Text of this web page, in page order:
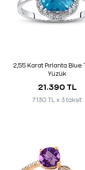
2,55 Karat Pırlanta Blue
Yüzük
21.390 TL
7.130 TL x 3 taksit